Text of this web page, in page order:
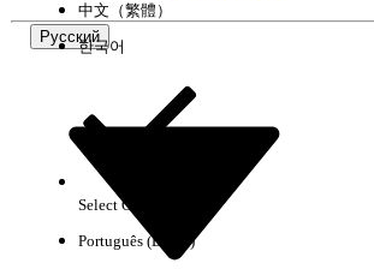
Результаты отсутствуют
Русский
中文（繁體）
한국어
Select Org
Português (Brasil)